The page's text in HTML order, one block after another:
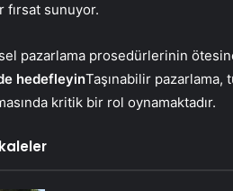
fırsat sunuyor.
pazarlama prosedürlerinin
hedefleyinTaşınabilir
kritik bir rol oynamaktadır.